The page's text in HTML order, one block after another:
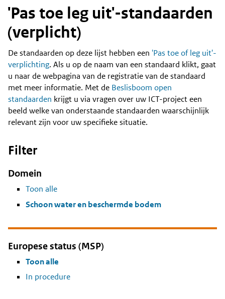
'Pas toe leg uit'-standaarden
(verplicht)
Content
De standaarden op deze lijst hebben een 'Pas toe of leg uit'-
verplichting. Als u op de naam van een standaard klikt, gaat
u naar de webpagina van de registratie van de standaard
met meer informatie. Met de Beslisboom open
standaarden krijgt u via vragen over uw ICT-project een
beeld welke van onderstaande standaarden waarschijnlijk
relevant zijn voor uw specifieke situatie.
Filter
Domein
Toon alle
Schoon water en beschermde bodem
Europese status (MSP)
Toon alle
In procedure